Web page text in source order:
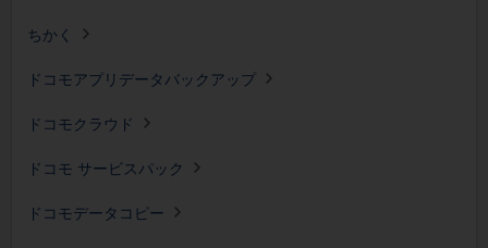
ちかく
ドコモアプリデータバックアップ
ドコモクラウド
ドコモ サービスパック
ドコモデータコピー